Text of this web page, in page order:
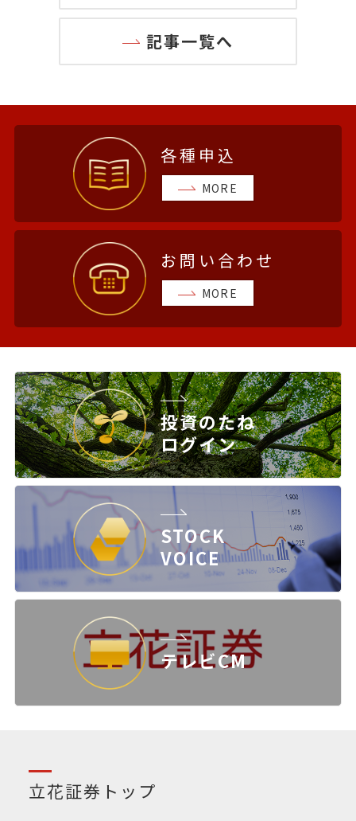
記事一覧へ
各種申込
MORE
お問い合わせ
MORE
投資のたね
ログイン
STOCK
VOICE
テレビCM
立花証券トップ